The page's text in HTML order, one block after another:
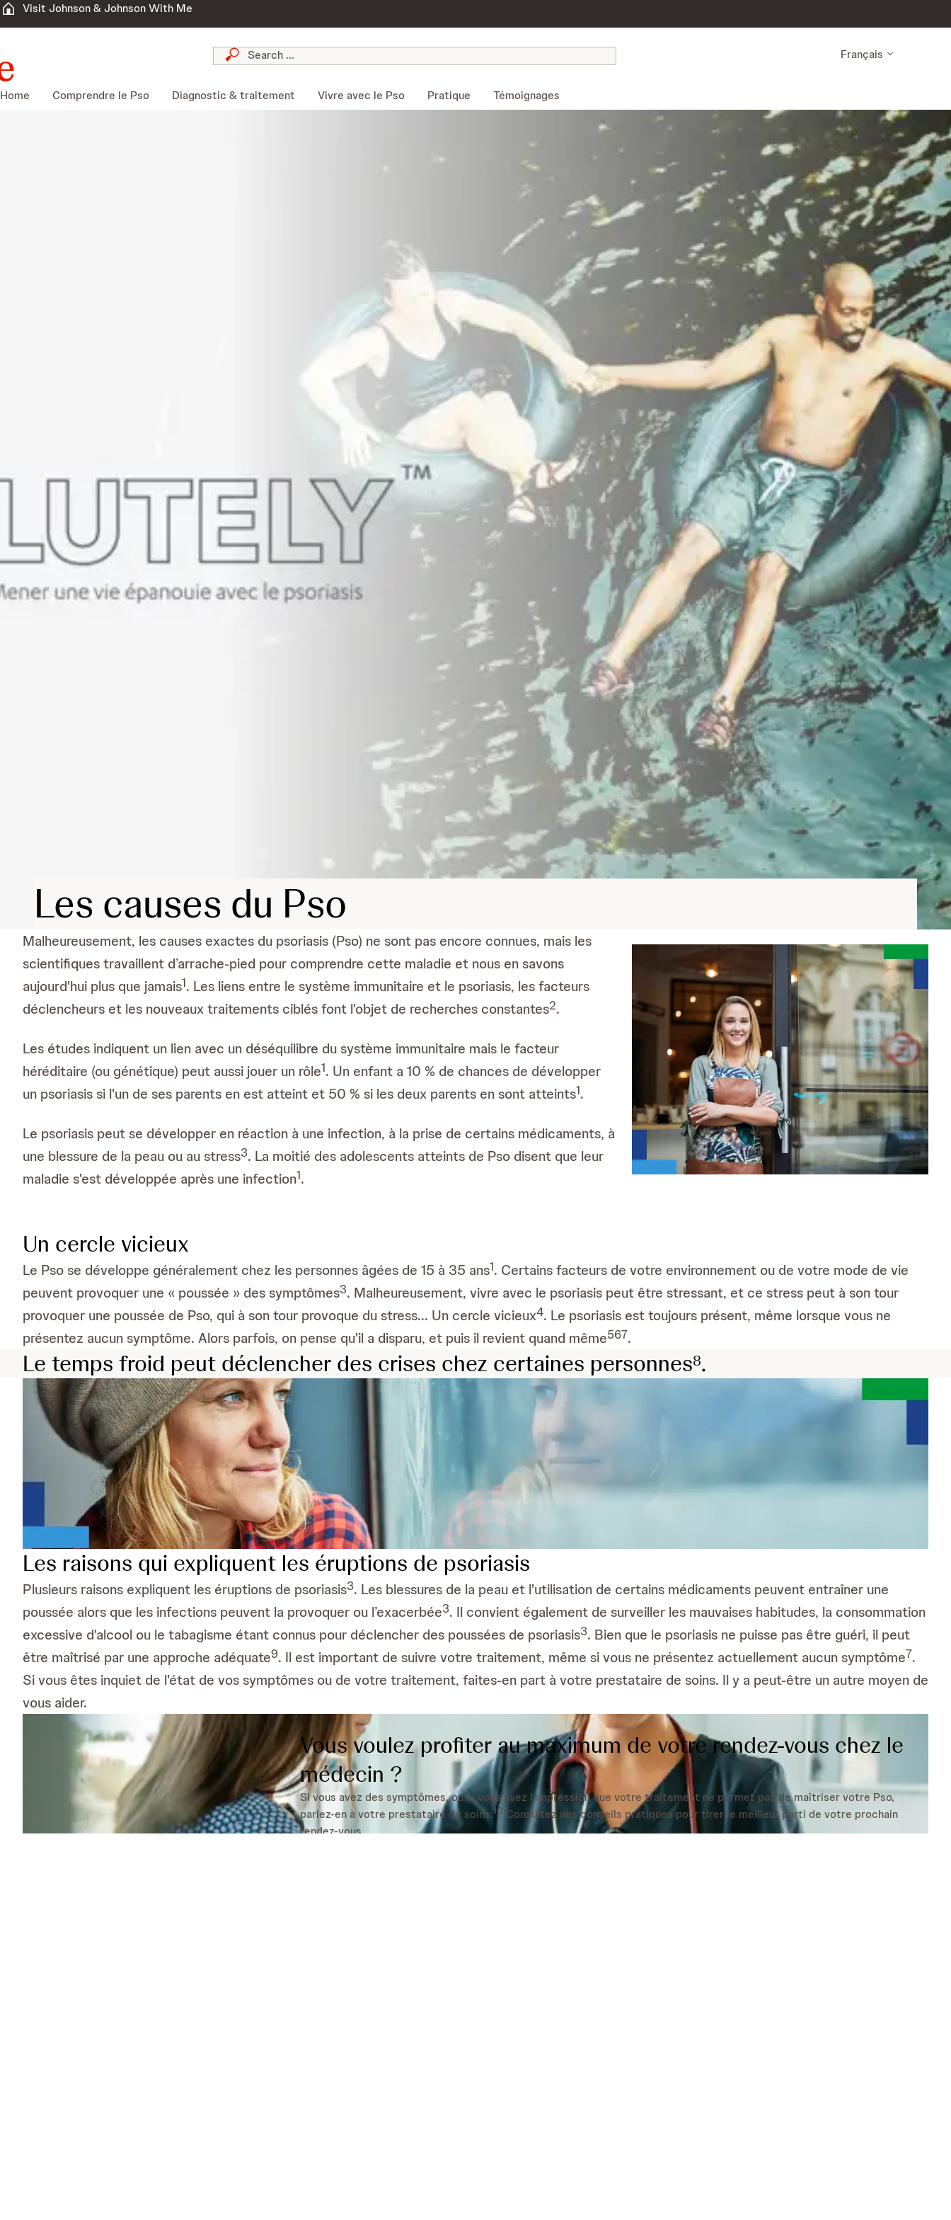
Visit Johnson & Johnson With Me
Français
Home Comprendre le Pso Diagnostic & traitement Vivre avec le Pso Pratique Témoignages
Les causes du Pso
Malheureusement, les causes exactes du psoriasis (Pso) ne sont pas encore connues, mais les
scientifiques travaillent d’arrache-pied pour comprendre cette maladie et nous en savons
aujourd'hui plus que jamais1. Les liens entre le système immunitaire et le psoriasis, les facteurs
déclencheurs et les nouveaux traitements ciblés font l'objet de recherches constantes2.
Les études indiquent un lien avec un déséquilibre du système immunitaire mais le facteur
héréditaire (ou génétique) peut aussi jouer un rôle1. Un enfant a 10 % de chances de développer
un psoriasis si l'un de ses parents en est atteint et 50 % si les deux parents en sont atteints1.
Le psoriasis peut se développer en réaction à une infection, à la prise de certains médicaments, à
une blessure de la peau ou au stress3. La moitié des adolescents atteints de Pso disent que leur
maladie s'est développée après une infection1.
Un cercle vicieux
Le Pso se développe généralement chez les personnes âgées de 15 à 35 ans1. Certains facteurs de votre environnement ou de votre mode de vie
peuvent provoquer une « poussée » des symptômes3. Malheureusement, vivre avec le psoriasis peut être stressant, et ce stress peut à son tour
provoquer une poussée de Pso, qui à son tour provoque du stress... Un cercle vicieux4. Le psoriasis est toujours présent, même lorsque vous ne
présentez aucun symptôme. Alors parfois, on pense qu'il a disparu, et puis il revient quand même567.
Le temps froid peut déclencher des crises chez certaines personnes8.
Les raisons qui expliquent les éruptions de psoriasis
Plusieurs raisons expliquent les éruptions de psoriasis3. Les blessures de la peau et l'utilisation de certains médicaments peuvent entraîner une
poussée alors que les infections peuvent la provoquer ou l’exacerbée3. Il convient également de surveiller les mauvaises habitudes, la consommation
excessive d'alcool ou le tabagisme étant connus pour déclencher des poussées de psoriasis3. Bien que le psoriasis ne puisse pas être guéri, il peut
être maîtrisé par une approche adéquate9. Il est important de suivre votre traitement, même si vous ne présentez actuellement aucun symptôme7.
Si vous êtes inquiet de l'état de vos symptômes ou de votre traitement, faites-en part à votre prestataire de soins. Il y a peut-être un autre moyen de
vous aider.
Vous voulez profiter au maximum de votre rendez-vous chez le
médecin ?
Si vous avez des symptômes, ou si vous avez l'impression que votre traitement ne permet pas de maîtriser votre Pso,
parlez-en à votre prestataire de soins.10 Consultez nos conseils pratiques pour tirer le meilleur parti de votre prochain
rendez-vous.